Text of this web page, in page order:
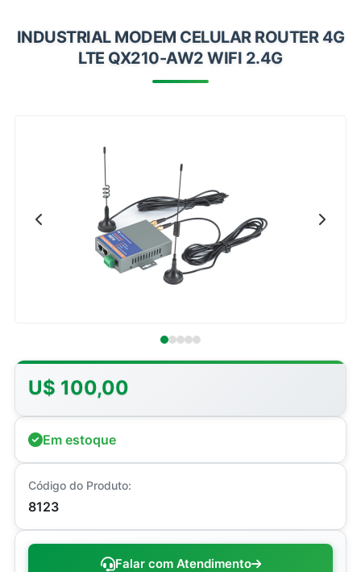
Onu Epon
Onu-Gpon-Gpon
Ubiquiti
Vga
Voip
Ferramentas-Tools
INDUSTRIAL MODEM CELULAR ROUTER 4G
LTE QX210-AW2 WIFI 2.4G
U$ 100,00
Em estoque
Código do Produto:
8123
Falar com Atendimento